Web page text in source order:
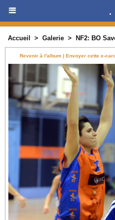
.
Accueil > Galerie > NF2: BO
Revenir à l'album | Envoyer cette e-